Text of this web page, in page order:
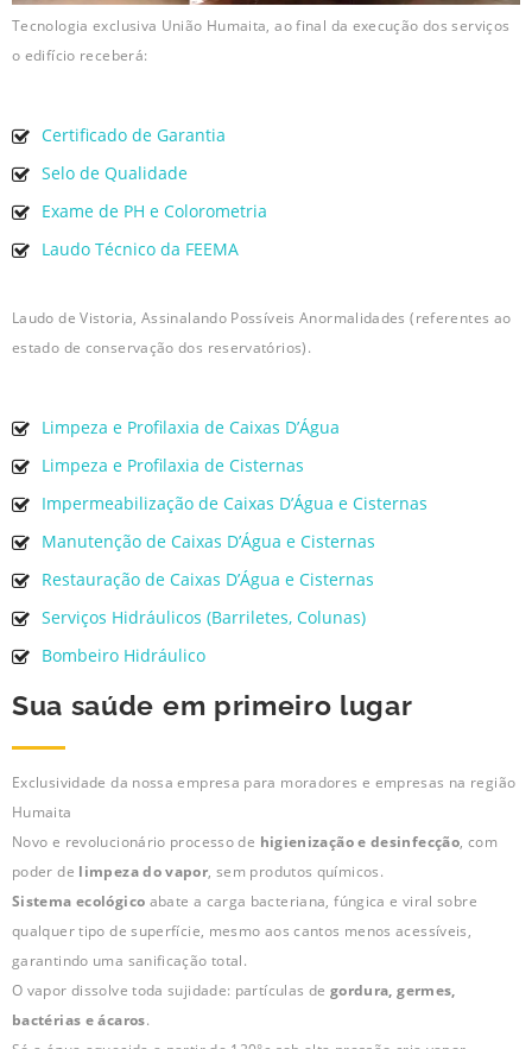
Tecnologia exclusiva União Humaita, ao final da execução dos serviços
o edifício receberá:
Certificado de Garantia
Selo de Qualidade
Exame de PH e Colorometria
Laudo Técnico da FEEMA
Laudo de Vistoria, Assinalando Possíveis Anormalidades (referentes ao
estado de conservação dos reservatórios).
Limpeza e Profilaxia de Caixas D’Água
Limpeza e Profilaxia de Cisternas
Impermeabilização de Caixas D’Água e Cisternas
Manutenção de Caixas D’Água e Cisternas
Restauração de Caixas D’Água e Cisternas
Serviços Hidráulicos (Barriletes, Colunas)
Bombeiro Hidráulico
Sua saúde em primeiro lugar
Exclusividade da nossa empresa para moradores e empresas na região
Humaita
Novo e revolucionário processo de higienização e desinfecção, com
poder de limpeza do vapor, sem produtos químicos.
Sistema ecológico abate a carga bacteriana, fúngica e viral sobre
qualquer tipo de superfície, mesmo aos cantos menos acessíveis,
garantindo uma sanificação total.
O vapor dissolve toda sujidade: partículas de gordura, germes,
bactérias e ácaros.